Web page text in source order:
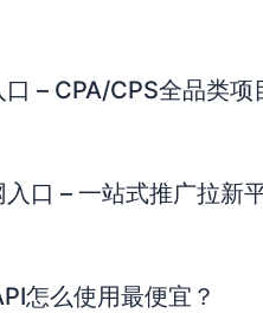
– CPA/CPS全品类项
口 – 一站式推广拉新
怎么使用最便宜？